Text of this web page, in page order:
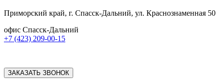
Приморский край, г. Спасск-Дальний, ул. Краснознаменная 50
офис Спасск-Дальний
+7 (423) 209-00-15
ЗАКАЗАТЬ ЗВОНОК